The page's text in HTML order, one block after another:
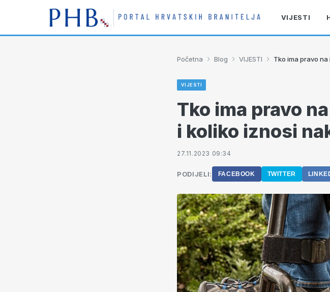
VIJESTI
Početna › Blog › VIJESTI › Tko ima pravo
VIJESTI
Tko ima pravo
i koliko iznosi
27.11.2023 09:34
PODIJELI: FACEBOOK TWITTER